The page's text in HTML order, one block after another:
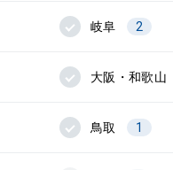
岐阜 2
大阪・和歌山
鳥取 1